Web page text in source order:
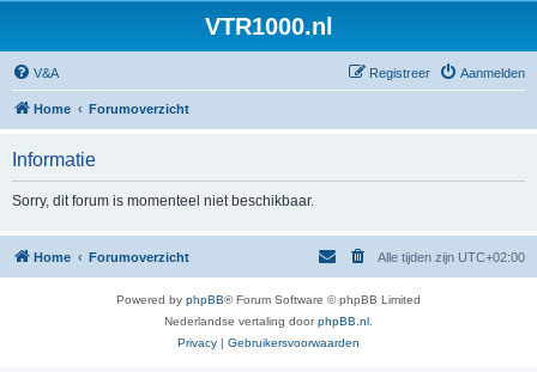
VTR1000.nl
V&A Aanmelden
Registreer
Home Forumoverzicht
Informatie
Sorry, dit forum is momenteel niet beschikbaar.
Home Forumoverzicht Alle tijden zijn UTC+02:00
Powered by phpBB® Forum Software © phpBB Limited
Nederlandse vertaling doorphpBB.nl
Privacy | Gebruikersvoorwaarden